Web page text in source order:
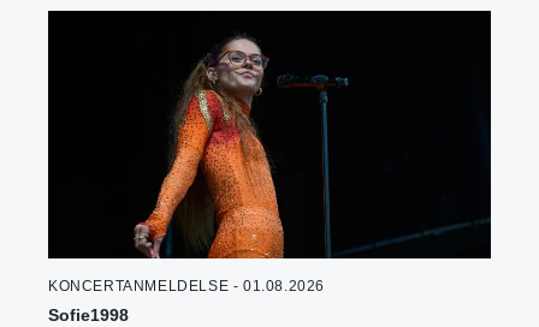
KONCERTANMELDELSE - 01.08.2026
Sofie1998